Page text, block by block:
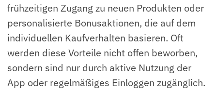
frühzeitigen Zugang zu neuen Produkten oder
personalisierte Bonusaktionen, die auf dem
individuellen Kaufverhalten basieren. Oft
werden diese Vorteile nicht offen beworben,
sondern sind nur durch aktive Nutzung der
App oder regelmäßiges Einloggen zugänglich.